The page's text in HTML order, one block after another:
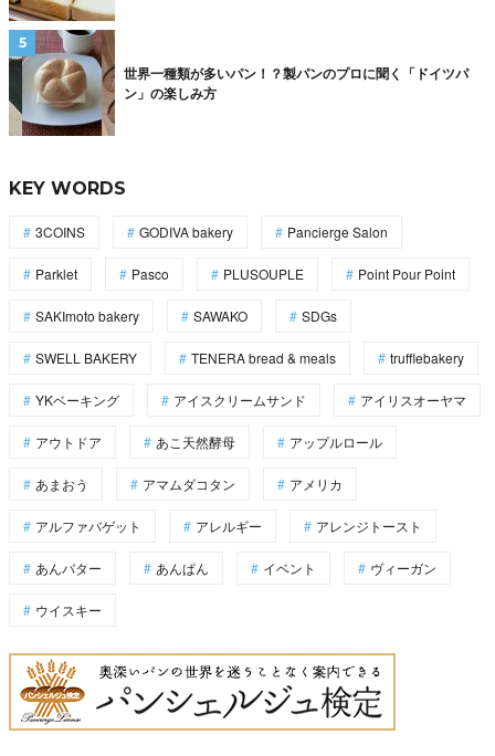
世界一種類が多いパン！？製パンのプロに聞く「ドイツパ
ン」の楽しみ方
KEY WORDS
3COINS GODIVA bakery Pancierge Salon
Parklet Pasco PLUSOUPLE Point Pour Point
SAKImoto bakery SAWAKO SDGs
SWELL BAKERY TENERA bread & meals trufflebakery
YKベーキング アイスクリームサンド アイリスオーヤマ
アウトドア あこ天然酵母 アップルロール
あまおう アマムダコタン アメリカ
アルファバゲット アレルギー アレンジトースト
あんバター あんぱん イベント ヴィーガン
ウイスキー